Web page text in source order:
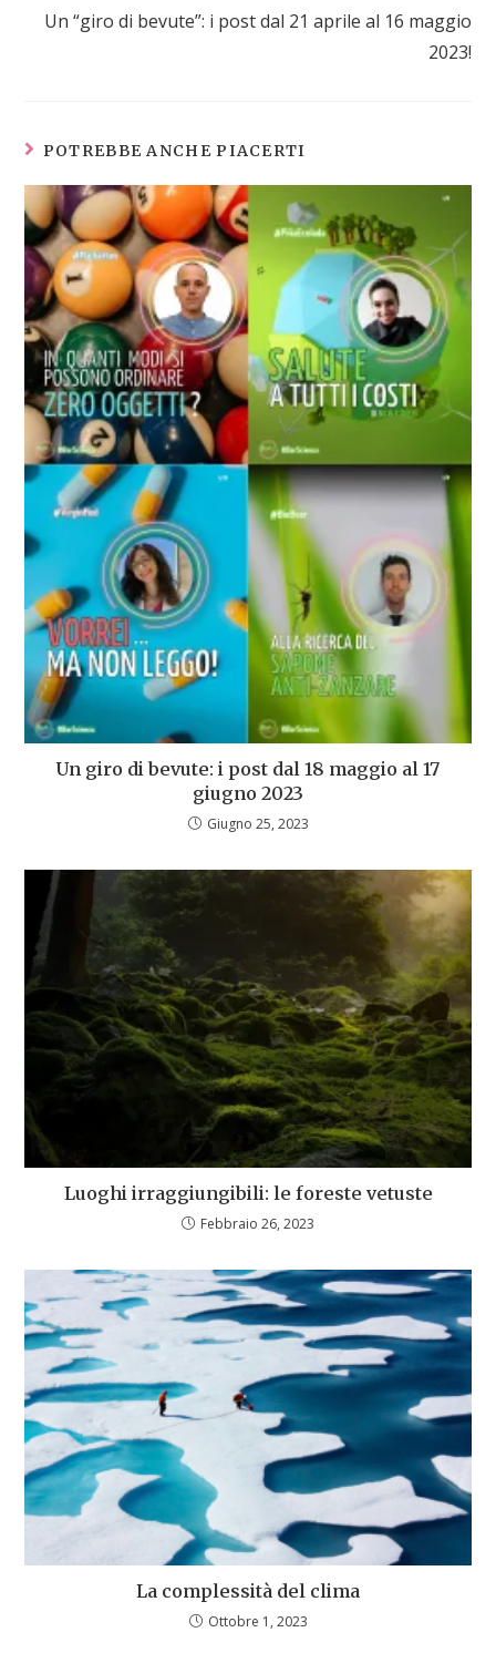
Un “giro di bevute”: i post dal 21 aprile al 16 maggio
2023!
POTREBBE ANCHE PIACERTI
Un giro di bevute: i post dal 18 maggio al 17
giugno 2023
Giugno 25, 2023
Luoghi irraggiungibili: le foreste vetuste
Febbraio 26, 2023
La complessità del clima
Ottobre 1, 2023